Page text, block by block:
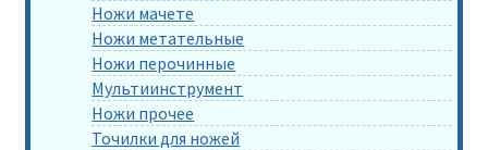
Ножи мачете
Ножи метательные
Ножи перочинные
Мультиинструмент
Ножи прочее
Точилки для ножей